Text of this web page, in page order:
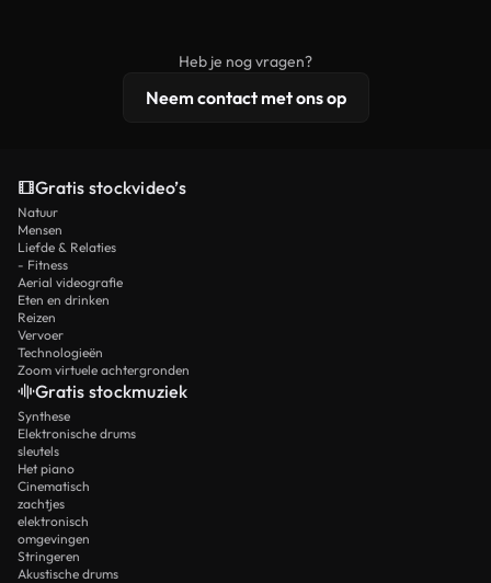
licentiebescherming omvat.
Heb je nog vragen?
Neem contact met ons op
Gratis stockvideo’s
Natuur
Mensen
Liefde & Relaties
- Fitness
Aerial videografie
Eten en drinken
Reizen
Vervoer
Technologieën
Zoom virtuele achtergronden
Gratis stockmuziek
Synthese
Elektronische drums
sleutels
Het piano
Cinematisch
zachtjes
elektronisch
omgevingen
Stringeren
Akustische drums